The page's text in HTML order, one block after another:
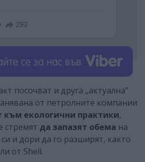
посочват и друга „актуална”
от петролните компании
към екологични практики,
стремят да запазят обема на
и дори да го разширят, както
от Shell.